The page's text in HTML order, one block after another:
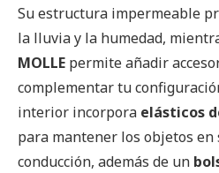
Su estructura impermeable
la lluvia y la humedad,
MOLLE permite añadir
complementar tu
interior incorpora elásticos
para mantener los objetos
conducción, además de un